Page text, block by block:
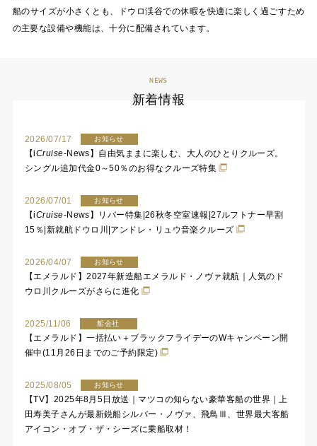
船のサイズが小さくとも、ドウロ渓谷での休暇を快適に楽しく過ごすため
の主要な設備や機能は、十分に配備されています。
NEWS
新着情報
2026/07/17 お知らせ
【iCruise-News】自由気ままに楽しむ、大人のひとりクルーズ。
シングル追加代金0～50％のお得なクルーズ特集
2026/07/01 お知らせ
【iCruise-News】リバー特集|26秋冬空室速報|27ルフトナー早割
15％|新就航ドウロ川|アンドレ・リュウ音楽クルーズ
2026/04/07 お知らせ
【エメラルド】2027年新造船エメラルド・ノヴァ就航｜人気のド
ウロ川クルーズがさらに進化
2025/11/06 船会社
【エメラルド】一括払い＋ブラックフライデーのWキャンペーン開
催中(11月26日までのご予約限定)
2025/08/05 お知らせ
【TV】2025年8月5日放送｜マツコの知らない豪華客船の世界｜上
田寿美子さんが最新鋭船シルバー・ノヴァ、飛鳥Ⅲ、世界最大客船
アイコン・オブ・ザ・シーズに乗船取材！